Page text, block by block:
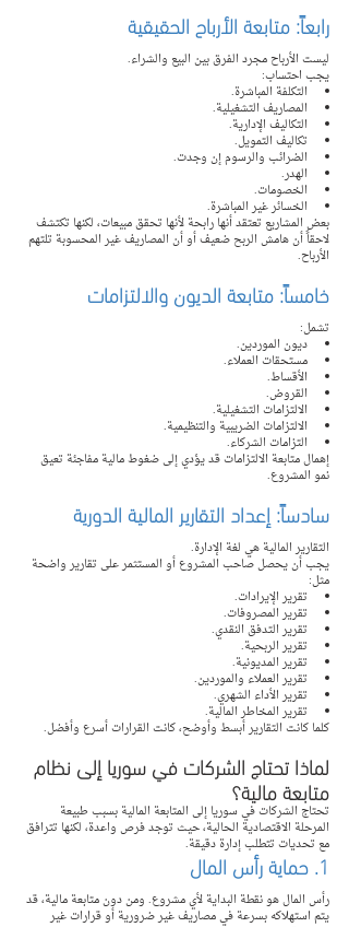
رابعاً: متابعة الأرباح الحقيقية
ليست الأرباح مجرد الفرق بين البيع والشراء.
يجب احتساب:
التكلفة المباشرة.
المصاريف التشغيلية.
التكاليف الإدارية.
تكاليف التمويل.
الضرائب والرسوم إن وجدت.
الهدر.
الخصومات.
الخسائر غير المباشرة.
بعض المشاريع تعتقد أنها رابحة لأنها تحقق مبيعات، لكنها تكتشف
لاحقاً أن هامش الربح ضعيف أو أن المصاريف غير المحسوبة تلتهم
الأرباح.
خامساً: متابعة الديون والالتزامات
تشمل:
ديون الموردين.
مستحقات العملاء.
الأقساط.
القروض.
الالتزامات التشغيلية.
الالتزامات الضريبية والتنظيمية.
التزامات الشركاء.
إهمال متابعة الالتزامات قد يؤدي إلى ضغوط مالية مفاجئة تعيق
نمو المشروع.
سادساً: إعداد التقارير المالية الدورية
التقارير المالية هي لغة الإدارة.
يجب أن يحصل صاحب المشروع أو المستثمر على تقارير واضحة
مثل:
تقرير الإيرادات.
تقرير المصروفات.
تقرير التدفق النقدي.
تقرير الربحية.
تقرير المديونية.
تقرير العملاء والموردين.
تقرير الأداء الشهري.
تقرير المخاطر المالية.
كلما كانت التقارير أبسط وأوضح، كانت القرارات أسرع وأفضل.
لماذا تحتاج الشركات في سوريا إلى نظام
متابعة مالية؟
تحتاج الشركات في سوريا إلى المتابعة المالية بسبب طبيعة
المرحلة الاقتصادية الحالية، حيث توجد فرص واعدة، لكنها تترافق
مع تحديات تتطلب إدارة دقيقة.
1. حماية رأس المال
رأس المال هو نقطة البداية لأي مشروع. ومن دون متابعة مالية، قد
يتم استهلاكه بسرعة في مصاريف غير ضرورية أو قرارات غير